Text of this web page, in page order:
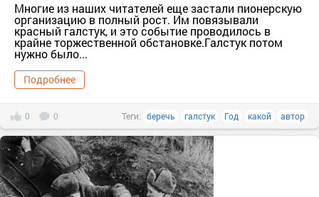
Многие из наших читателей еще застали пионерскую
организацию в полный рост. Им повязывали
красный галстук, и это событие проводилось в
крайне торжественной обстановке.Галстук потом
нужно было...
Подробнее
0 0 Теги: беречь галстук Год какой автор